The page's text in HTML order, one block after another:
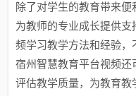
除了对学生的教育带来
为教师的专业成长提供
频学习教学方法和经验，
宿州智慧教育平台视频
评估教学质量，为教育教